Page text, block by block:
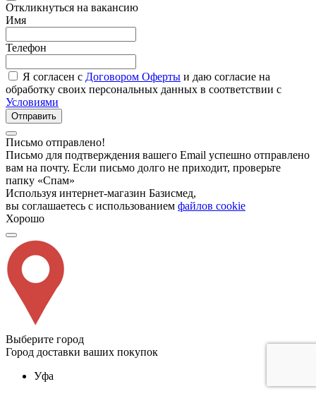
Откликнуться на вакансию
Имя
Телефон
Я согласен с Договором Оферты и даю согласие на
обработку своих персональных данных в соответствии с
Условиями
Отправить
Письмо отправлено!
Письмо для подтверждения вашего Email успешно отправлено
вам на почту. Если письмо долго не приходит, проверьте
папку «Спам»
Используя интернет-магазин Базисмед,
вы соглашаетесь с использованием файлов cookie
Хорошо
Выберите город
Город доставки ваших покупок
Уфа